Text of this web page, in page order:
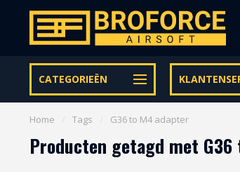
CATEGORIEËN
Let op onze speciale Facebook/Instagram
Home Tags G36 to M4 adapter
Producten getagd met